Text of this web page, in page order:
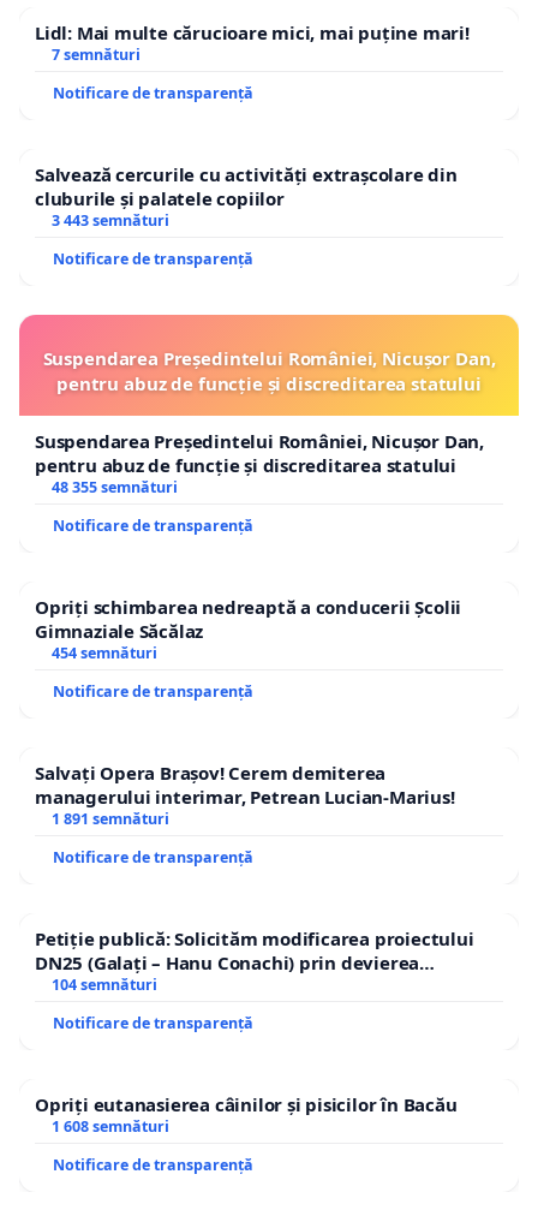
Lidl: Mai multe cărucioare mici, mai puține mari!
7 semnături
Notificare de transparență
Salvează cercurile cu activități extrașcolare din
cluburile și palatele copiilor
3 443 semnături
Notificare de transparență
Suspendarea Președintelui României, Nicușor Dan,
pentru abuz de funcție și discreditarea statului
Suspendarea Președintelui României, Nicușor Dan,
pentru abuz de funcție și discreditarea statului
48 355 semnături
Notificare de transparență
Opriți schimbarea nedreaptă a conducerii Școlii
Gimnaziale Săcălaz
454 semnături
Notificare de transparență
Salvați Opera Brașov! Cerem demiterea
managerului interimar, Petrean Lucian-Marius!
1 891 semnături
Notificare de transparență
Petiție publică: Solicităm modificarea proiectului
DN25 (Galați – Hanu Conachi) prin devierea
traseului în afara localităților!
104 semnături
Notificare de transparență
Opriți eutanasierea câinilor și pisicilor în Bacău
1 608 semnături
Notificare de transparență